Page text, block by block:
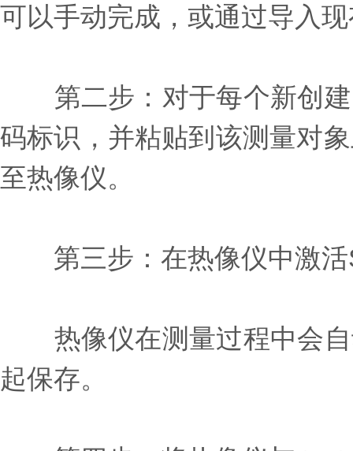
可以手动完成，或通过导入
第二步：对于每个新创建
码标识，并粘贴到该测量对
至热像仪。
第三步：在热像仪中激活
热像仪在测量过程中会自
起保存。